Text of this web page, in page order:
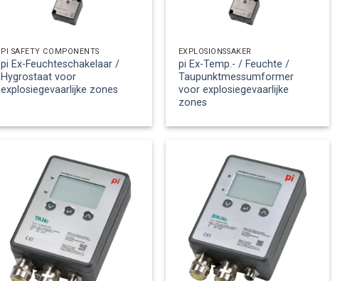
PI SAFETY COMPONENTS
pi Ex-Feuchteschakelaar /
Hygrostaat voor
explosiegevaarlijke zones
EXPLOSIONSSÄKER
pi Ex-Temp.- / Feuchte /
Taupunktmessumformer
voor explosiegevaarlijke
zones